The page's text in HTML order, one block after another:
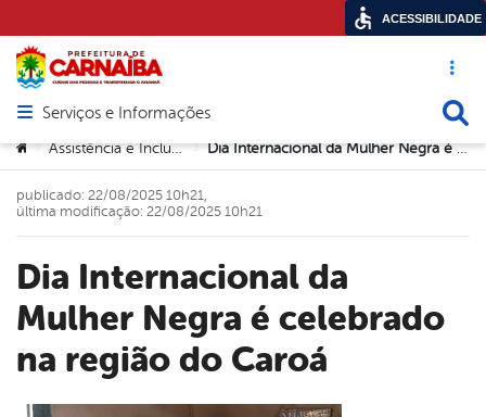
Acesso
Abrir menu principal de navegação
Serviços e Informações
Você está aqui:
> Assistência e Inclusão Social > Dia Internacional da Mulher Negra é celebrado na região do Caroá
Dia Internacional da
Mulher Negra é celebrado
na região do Caroá
publicado: 22/08/2025 10h21,
última modificação: 22/08/2025 10h21
ACESSIBILIDADE